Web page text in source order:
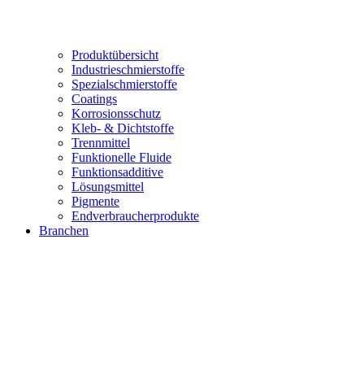
Produktübersicht
Industrieschmierstoffe
Spezialschmierstoffe
Coatings
Korrosionsschutz
Kleb- & Dichtstoffe
Trennmittel
Funktionelle Fluide
Funktionsadditive
Lösungsmittel
Pigmente
Endverbraucherprodukte
Branchen